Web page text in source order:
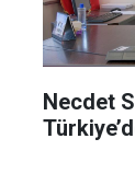
Necdet